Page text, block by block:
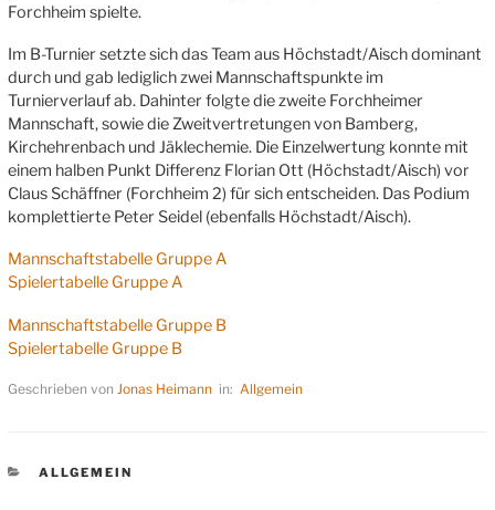
Forchheim spielte.
Im B-Turnier setzte sich das Team aus Höchstadt/Aisch dominant
durch und gab lediglich zwei Mannschaftspunkte im
Turnierverlauf ab. Dahinter folgte die zweite Forchheimer
Mannschaft, sowie die Zweitvertretungen von Bamberg,
Kirchehrenbach und Jäklechemie. Die Einzelwertung konnte mit
einem halben Punkt Differenz Florian Ott (Höchstadt/Aisch) vor
Claus Schäffner (Forchheim 2) für sich entscheiden. Das Podium
komplettierte Peter Seidel (ebenfalls Höchstadt/Aisch).
Mannschaftstabelle Gruppe A
Spielertabelle Gruppe A
Mannschaftstabelle Gruppe B
Spielertabelle Gruppe B
Geschrieben von Jonas Heimann in: Allgemein
KATEGORIEN
ALLGEMEIN